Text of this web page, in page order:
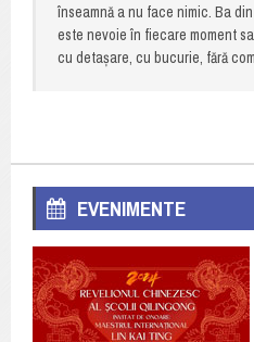
înseamnă a nu face nimic. Ba
este nevoie în fiecare moment
cu detașare, cu bucurie, fără
EVENIMENTE